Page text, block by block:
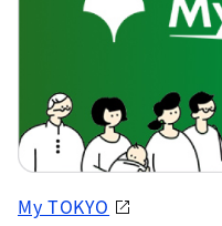
My TOKYO